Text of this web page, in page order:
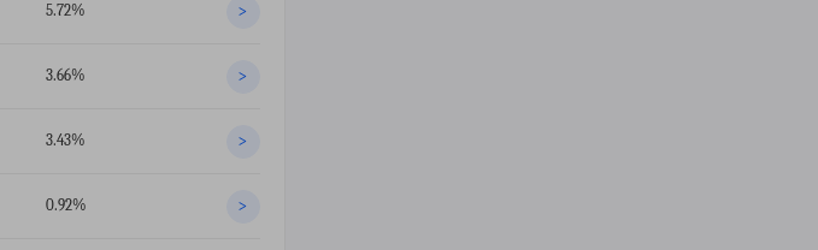
5.72% >
3.66% >
3.43% >
0.92% >